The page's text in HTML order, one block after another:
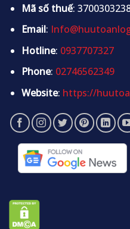
Mã số thuế:
Email:
Hotline: 0937707327
Phone: 02746562349
Website: https://